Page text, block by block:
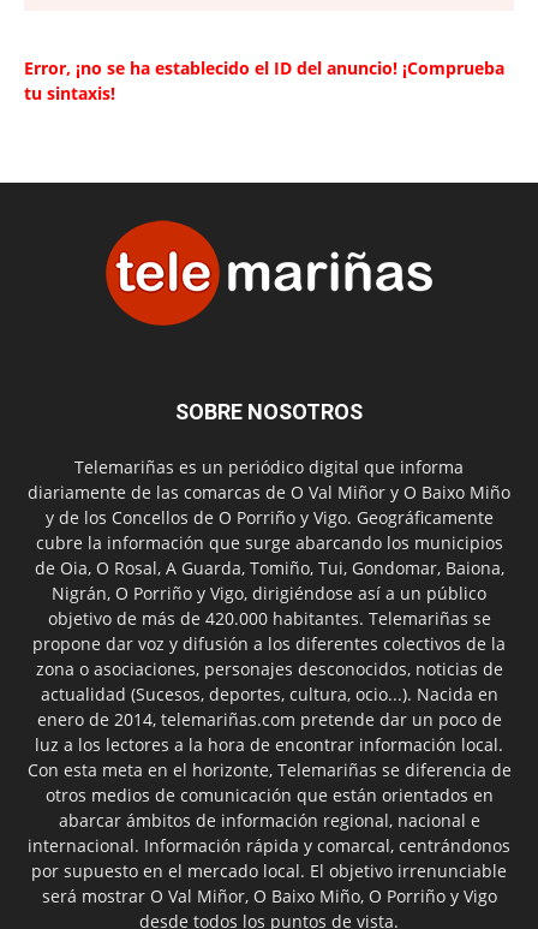
Error, ¡no se ha establecido el ID del anuncio! ¡Comprueba
tu sintaxis!
SOBRE NOSOTROS
Telemariñas es un periódico digital que informa
diariamente de las comarcas de O Val Miñor y O Baixo Miño
y de los Concellos de O Porriño y Vigo. Geográficamente
cubre la información que surge abarcando los municipios
de Oia, O Rosal, A Guarda, Tomiño, Tui, Gondomar, Baiona,
Nigrán, O Porriño y Vigo, dirigiéndose así a un público
objetivo de más de 420.000 habitantes. Telemariñas se
propone dar voz y difusión a los diferentes colectivos de la
zona o asociaciones, personajes desconocidos, noticias de
actualidad (Sucesos, deportes, cultura, ocio...). Nacida en
enero de 2014, telemariñas.com pretende dar un poco de
luz a los lectores a la hora de encontrar información local.
Con esta meta en el horizonte, Telemariñas se diferencia de
otros medios de comunicación que están orientados en
abarcar ámbitos de información regional, nacional e
internacional. Información rápida y comarcal, centrándonos
por supuesto en el mercado local. El objetivo irrenunciable
será mostrar O Val Miñor, O Baixo Miño, O Porriño y Vigo
desde todos los puntos de vista.